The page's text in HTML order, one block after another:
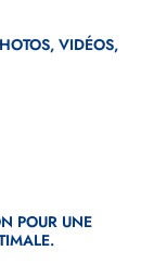
VIDÉOS,
POUR UNE